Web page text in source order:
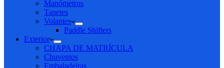
Manómetros
Tapetes
Volantes
Paddle Shifters
Exterior
CHAPA DE MATRÍCULA
Chuventos
Embaladeiras